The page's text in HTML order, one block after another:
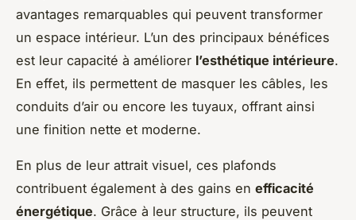
avantages remarquables qui peuvent transformer
un espace intérieur. L’un des principaux bénéfices
est leur capacité à améliorer l’esthétique intérieure.
En effet, ils permettent de masquer les câbles, les
conduits d’air ou encore les tuyaux, offrant ainsi
une finition nette et moderne.
En plus de leur attrait visuel, ces plafonds
contribuent également à des gains en efficacité
énergétique. Grâce à leur structure, ils peuvent